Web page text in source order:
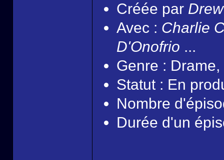
Créée par
Avec : Charlie
D'Onofrio ...
Genre :
Statut : En
Nombre
Durée d'un